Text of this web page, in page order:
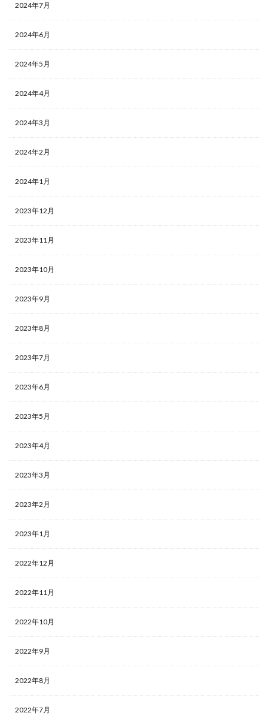
2024年7月
2024年6月
2024年5月
2024年4月
2024年3月
2024年2月
2024年1月
2023年12月
2023年11月
2023年10月
2023年9月
2023年8月
2023年7月
2023年6月
2023年5月
2023年4月
2023年3月
2023年2月
2023年1月
2022年12月
2022年11月
2022年10月
2022年9月
2022年8月
2022年7月